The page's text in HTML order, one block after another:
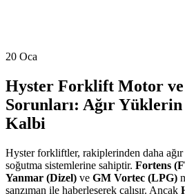
20 Oca
Hyster Forklift Motor
Sorunları: Ağır
Kalbi
Hyster forkliftler, rakiplerinden daha
soğutma sistemlerine sahiptir. Fortens
Yanmar (Dizel) ve GM Vortec (LPG)
şanzıman ile haberleşerek çalışır. Ancak